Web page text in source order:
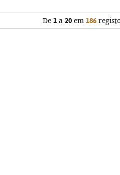
De 1 a 20 em 186